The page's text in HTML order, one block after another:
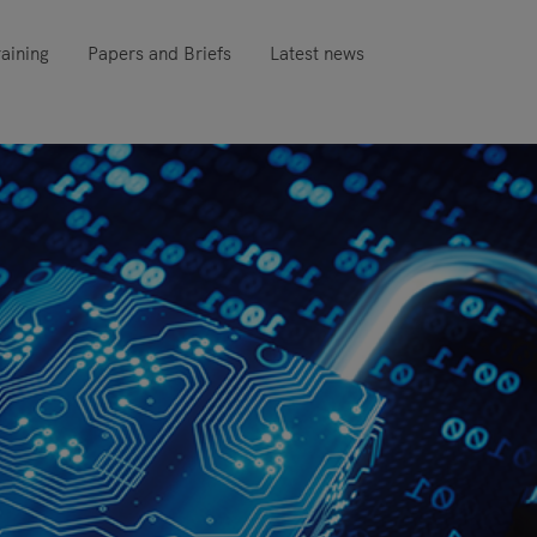
Papers and Briefs Latest news